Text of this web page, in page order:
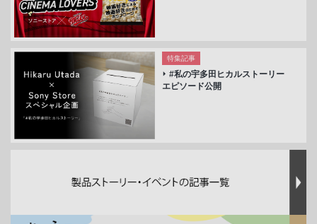
特集記事
#私の宇多田ヒカルストーリー
エピソード公開